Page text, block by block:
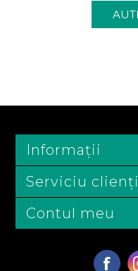
Informații
Serviciu clienți
Contul meu